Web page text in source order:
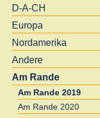
D-A-CH
Europa
Nordamerika
Andere
Am Rande
Am Rande 2019
Am Rande 2020